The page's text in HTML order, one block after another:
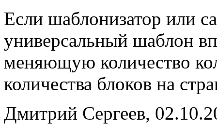
Если шаблонизатор или
универсальный шаблон
меняющую количество
количества блоков на
Дмитрий Сергеев,